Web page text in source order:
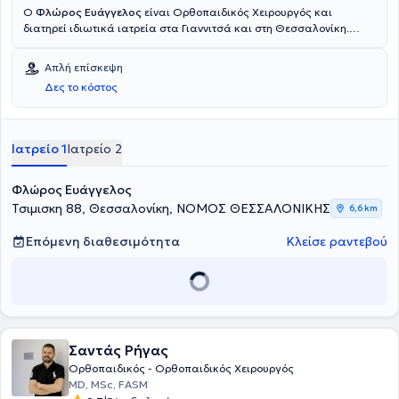
Ο Φλώρος Ευάγγελος είναι Ορθοπαιδικός Χειρουργός και
διατηρεί ιδιωτικά ιατρεία στα Γιαννιτσά και στη Θεσσαλονίκη.
στο Bochum της Γερμανίας και πτυχιούχος της Ιατρικής Σχολής του
Αριστοτελείου Πανεπιστημίου Θεσσαλονίκης. Εξειδικεύεται στις
αρθροπλαστικές γόνατος και ισχίου (με πρόσθιες προσπελάσεις,
minimalinvasive) και εξατομικευμένες προθέσεις, στην σπονδυλική
και στην Εντατικολογία (Notarztmedizin). Στα ιδιωτικά του ιατρεία
προσφέρει πλήθος υπηρεσιών, εξατομικευμένες για τις ανάγκες
Απλή επίσκεψη
Δες το κόστος
Ιατρείο 1Ιατρείο 2
Φλώρος Ευάγγελος
Τσιμισκη 88, Θεσσαλονίκη, ΝΟΜΟΣ ΘΕΣΣΑΛΟΝΙΚΗΣ
6,6 km
Επόμενη διαθεσιμότητα Κλείσε ραντεβού
Σαντάς Ρήγας
Ορθοπαιδικός - Ορθοπαιδικός Χειρουργός
MD, MSc, FASM